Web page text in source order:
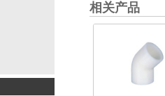
相关产品